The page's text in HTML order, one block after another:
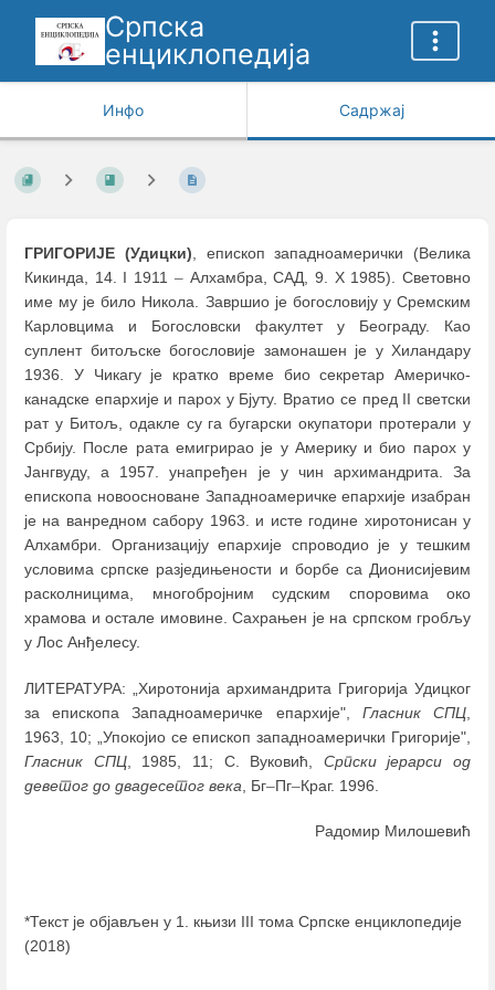
Српска
енциклопедија
Инфо Садржај
ГРИГОРИЈЕ (Удицки), епископ западноамерички (Велика
Кикинда, 14. I 1911 –Алхамбра, САД, 9. X 1985). Световно
име му је било Никола. Завршио је богословију у Сремским
Карловцима и Богословски факултет у Београду. Као
суплент битољске богословије замонашен је у Хиландару
1936. У Чикагу је кратко време био секретар Америчко-
канадске епархије и парох у Бјуту. Вратио се пред II светски
рат у Битољ, одакле су га бугарски окупатори протерали у
Србију. После рата емигрирао је у Америку и био парох у
Јангвуду, а 1957. унапређен је у чин архимандрита. За
епископа новоосноване Западноамеричке епархије изабран
је на ванредном сабору 1963. и исте године хиротонисан у
Алхамбри. Организацију епархије спроводио је у тешким
условима српске разједињености и борбе са Дионисијевим
расколницима, многобројним судским споровима око
храмова и остале имовине. Сахрањен је на српском гробљу
у Лос Анђелесу.
ЛИТЕРАТУРА: „Хиротонија архимандрита Григорија Удицког
за епископа Западноамеричке епархије", Гласник СПЦ
1963, 10; „Упокојио се епископ западноамерички Григорије",
Гласник СПЦ, 1985, 11; С. Вуковић, Српски јерарси од
деветог до двадесетог века , Бг–Пг–Краг. 1996.
Радомир Милошевић
*Текст је објављен у 1. књизи III тома Српске енциклопедије
(2018)